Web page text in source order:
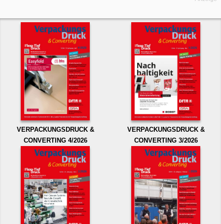
VERPACKUNGSDRUCK &
CONVERTING 4/2026
VERPACKUNGSDRUCK &
CONVERTING 3/2026